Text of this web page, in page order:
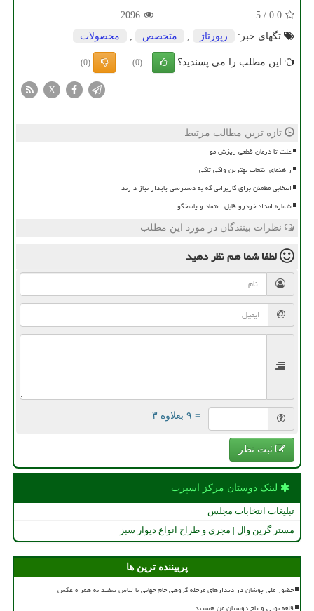
0.0
/
5
2096
تگهای خبر:
رپورتاژ متخصص محصولات
این مطلب را می پسندید؟ (0)
(0)
X
تازه ترین مطالب مرتبط
علت تا درمان قطعی ریزش مو
راهنمای انتخاب بهترین واکی تاکی
انتخابی مطمئن برای کاربرانی که به دسترسی پایدار نیاز دارند
شماره امداد خودرو قابل اعتماد و پاسخگو
نظرات بینندگان در مورد این مطلب
لطفا شما همنظر دهید
= ۹ بعلاوه ۳
ثبت نظر
لینک دوستان مركز اسپرت
تبلیغات انتخابات مجلس
مستر گرین وال | مجری و طراح انواع دیوار سبز
پربیننده ترین ها
حضور ملی پوشان در دیدارهای مرحله گروهی جام جهانی با لباس سفید به همراه عکس
قلعه نویی و تاج دوستان من هستند